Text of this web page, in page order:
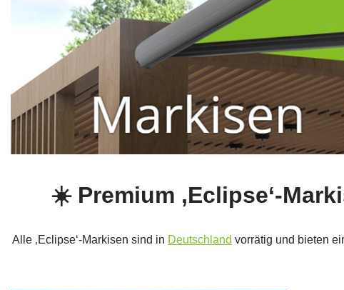
☀️ Premium ‚Eclipse‘-
Alle ‚Eclipse‘-Markisen sind in Deutschland vorrätig und bieten